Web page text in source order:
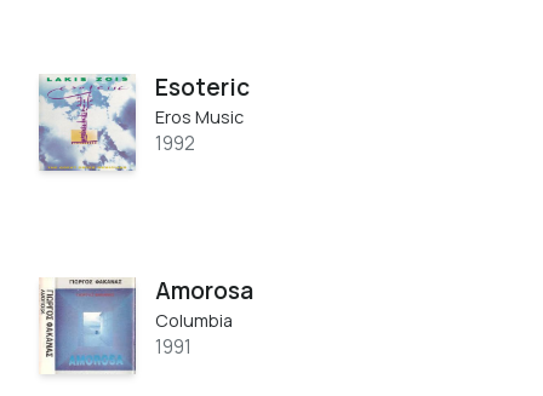
Esoteric
Eros Music
1992
Amorosa
Columbia
1991